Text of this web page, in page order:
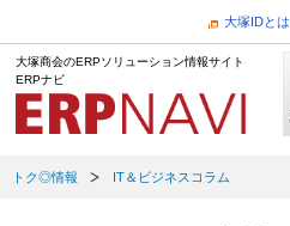
大塚IDとは
大塚商会のERPソリューション情報サイト
ERPナビ
トク◎情報 IT＆ビジネスコラム